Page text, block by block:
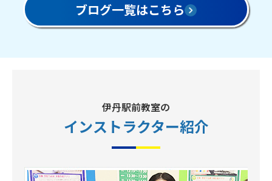
ブログ一覧はこちら
伊丹駅前教室の
インストラクター紹介